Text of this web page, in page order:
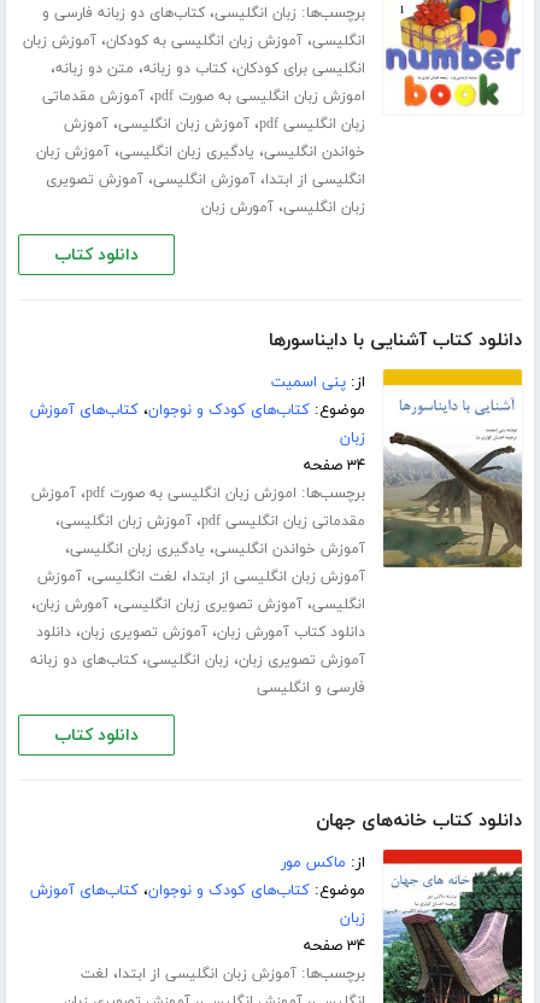
برچسب‌ها: زبان انگلیسی،کتاب‌های دو زبانه فارسی و
انگلیسی،آموزش زبان انگلیسی به کودکان،آموزش زبان
انگلیسی برای کودکان،کتاب دو زبانه، متن دو زبانه،
اموزش زبان انگلیسی به صورت pdf ،آموزش مقدماتی
زبان انگلیسی pdf
،آموزش زبان انگلیسی،آموزش
خواندن انگلیسی، یادگیری زبان انگلیسی،آموزش زبان
انگلیسی از ابتدا،آموزش انگلیسی،آموزش تصویری
زبان انگلیسی،آمورش زبان
دانلود کتاب
دانلود کتاب آشنایی با دایناسورها
از:پنی اسمیت
موضوع:کتاب‌های کودک و نوجوان،کتاب‌های آموزش
زبان
۳۴ صفحه
برچسب‌ها: اموزش زبان انگلیسی به صورت pdf ،آموزش
مقدماتی زبان انگلیسی pdf
،آموزش زبان انگلیسی،
آموزش خواندن انگلیسی، یادگیری زبان انگلیسی،
آموزش زبان انگلیسی از ابتدا، لغت انگلیسی،آموزش
انگلیسی،آموزش تصویری زبان انگلیسی،آمورش زبان،
دانلود کتاب آمورش زبان،آموزش تصویری زبان،دانلود
آموزش تصویری زبان، زبان انگلیسی،کتاب‌های دو زبانه
فارسی و انگلیسی
دانلود کتاب
دانلود کتاب خانه‌های جهان
از: ماکس مور
موضوع:کتاب‌های کودک و نوجوان،کتاب‌های آموزش
زبان
۳۴ صفحه
برچسب‌ها:آموزش زبان انگلیسی از ابتدا، لغت